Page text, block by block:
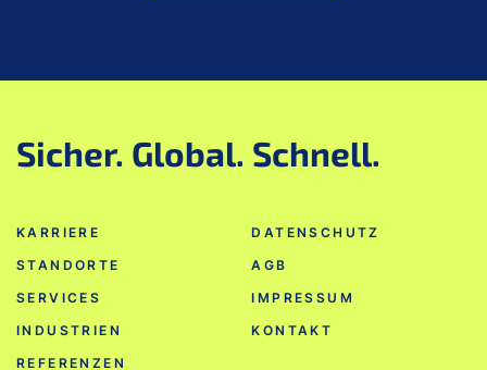
Sicher. Global. Schnell.
KARRIERE
STANDORTE
SERVICES
INDUSTRIEN
REFERENZEN
DATENSCHUTZ
AGB
IMPRESSUM
KONTAKT